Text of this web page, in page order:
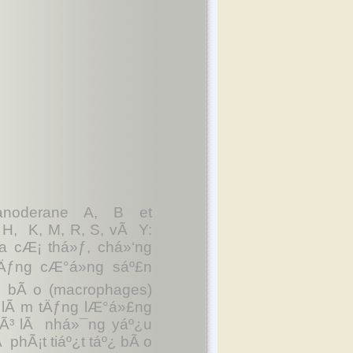
A, B et
H, K, M, R, S, vÃ Y:
thá»ƒ, chá»‘ng
cÆ°á»ng sáº£n
bÃ o (macrophages)
m tÄƒng lÆ°á»£ng
lÃ nhá»¯ng yáº¿u
tiáº¿t táº¿ bÃ o